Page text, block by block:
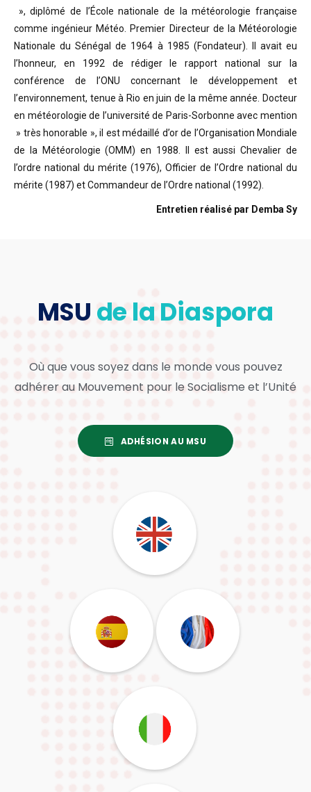
», diplômé de l’École nationale de la météorologie française
comme ingénieur Météo. Premier Directeur de la Météorologie
Nationale du Sénégal de 1964 à 1985 (Fondateur). Il avait eu
l’honneur, en 1992 de rédiger le rapport national sur la
conférence de l’ONU concernant le développement et
l’environnement, tenue à Rio en juin de la même année.
Docteur
en météorologie de l’université de Paris-Sorbonne avec mention
» très honorable », il est médaillé d’or de l’Organisation Mondiale
de la Météorologie (OMM) en 1988. Il est aussi Chevalier de
l’ordre national du mérite (1976), Officier de l’Ordre national du
mérite (1987) et Commandeur de l’Ordre national (1992).
Entretien réalisé par Demba Sy
MSU de la Diaspora
Où que vous soyez dans le monde vous pouvez
adhérer au Mouvement pour le Socialisme et l’Unité
ADHÉSION AU MSU